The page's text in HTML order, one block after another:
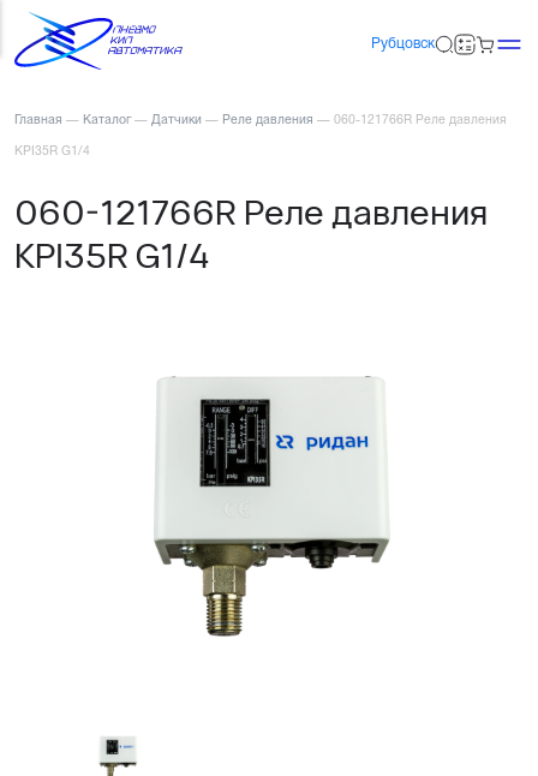
Рубцовск
Главная — Каталог — Датчики — Реле давления — 060-121766R Реле давления
KPI35R G1/4
060-121766R Реле давления
KPI35R G1/4